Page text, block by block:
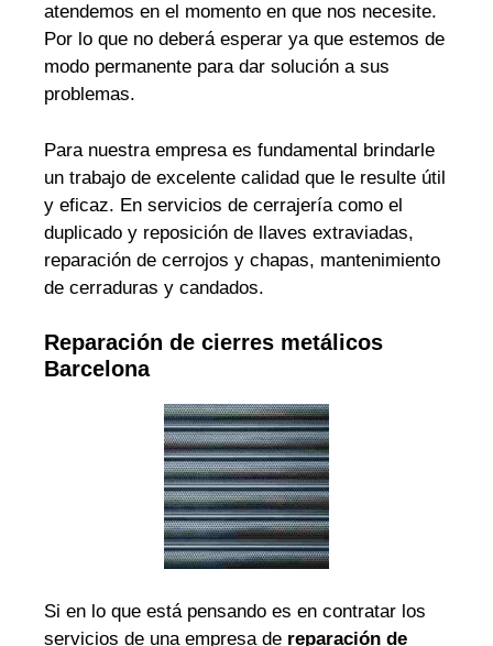
atendemos en el momento en que nos necesite.
Por lo que no deberá esperar ya que estemos de
modo permanente para dar solución a sus
problemas.
Para nuestra empresa es fundamental brindarle
un trabajo de excelente calidad que le resulte útil
y eficaz. En servicios de cerrajería como el
duplicado y reposición de llaves extraviadas,
reparación de cerrojos y chapas, mantenimiento
de cerraduras y candados.
Reparación de cierres metálicos
Barcelona
Si en lo que está pensando es en contratar los
servicios de una empresa de reparación de